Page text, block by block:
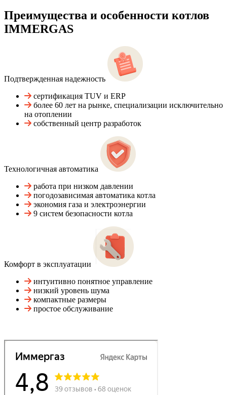
Преимущества и особенности котлов
IMMERGAS
Подтвержденная надежность
сертификация TUV и ERP
более 60 лет на рынке, специализации исключительно
на отоплении
собственный центр разработок
Технологичная автоматика
работа при низком давлении
погодозависимая автоматика котла
экономия газа и электроэнергии
9 систем безопасности котла
Комфорт в эксплуатации
интуитивно понятное управление
низкий уровень шума
компактные размеры
простое обслуживание